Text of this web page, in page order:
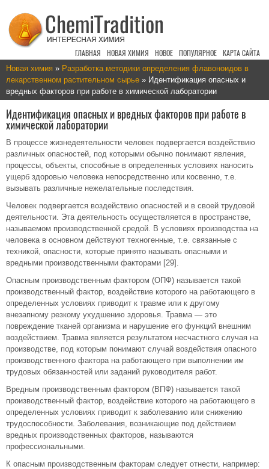
ГЛАВНАЯ НОВАЯ ХИМИЯ НОВОЕ ПОПУЛЯРНОЕ КАРТА САЙТА
Новая химия » Разработка методики определения флавоноидов в
лекарственном растительном сырье » Идентификация опасных и
вредных факторов при работе в химической лаборатории
Идентификация опасных и вредных факторов при работе в
химической лаборатории
В процессе жизнедеятельности человек подвергается воздействию
различных опасностей, под которыми обычно понимают явления,
процессы, объекты, способные в определенных условиях наносить
ущерб здоровью человека непосредственно или косвенно, т.е.
вызывать различные нежелательные последствия.
Человек подвергается воздействию опасностей и в своей трудовой
деятельности. Эта деятельность осуществляется в пространстве,
называемом производственной средой. В условиях производства на
человека в основном действуют техногенные, т.е. связанные с
техникой, опасности, которые принято называть опасными и
вредными производственными факторами [29].
Опасным производственным фактором (ОПФ) называется такой
производственный фактор, воздействие которого на работающего в
определенных условиях приводит к травме или к другому
внезапному резкому ухудшению здоровья. Травма — это
повреждение тканей организма и нарушение его функций внешним
воздействием. Травма является результатом несчастного случая на
производстве, под которым понимают случай воздействия опасного
производственного фактора на работающего при выполнении им
трудовых обязанностей или заданий руководителя работ.
Вредным производственным фактором (ВПФ) называется такой
производственный фактор, воздействие которого на работающего в
определенных условиях приводит к заболеванию или снижению
трудоспособности. Заболевания, возникающие под действием
вредных производственных факторов, называются
профессиональными.
К опасным производственным факторам следует отнести, например: